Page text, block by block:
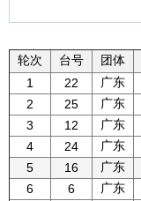
轮次
台号 团体
1
22 广东
2
25 广东
3
12 广东
4
24 广东
5
16 广东
6
6 广东